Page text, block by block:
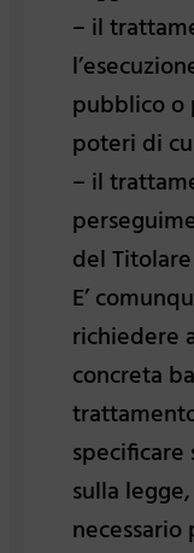
– il
pubblico o
poteri di
– il
del
E’
richiedere
concreta
sulla